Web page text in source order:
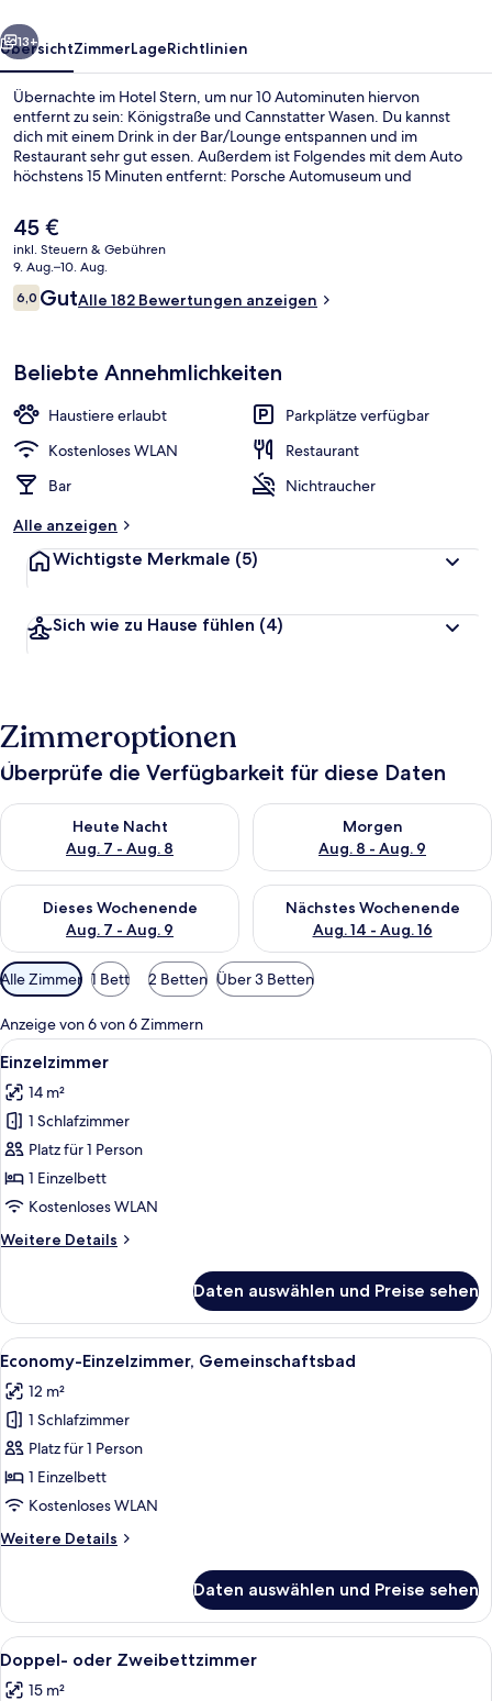
Weiter
13+
ÜbersichtZimmerLageRichtlinien
Übernachte im Hotel Stern, um nur 10 Autominuten hiervon
entfernt zu sein: Königstraße und Cannstatter Wasen. Du kannst
dich mit einem Drink in der Bar/Lounge entspannen und im
Restaurant sehr gut essen. Außerdem ist Folgendes mit dem Auto
höchstens 15 Minuten entfernt: Porsche Automuseum und
Fußmarsch von den öffentlichen Verkehrsmitteln entfernt: Bis zur U-
Bahn sind es wenige Schritte (U-Bahn-Station Metzstraße) bzw. 7
Minuten (U-Bahn-Station Mineralbäder).
Der
aktuelle
Preis
beträgt
45 €.
45 €
inkl. Steuern & Gebühren
9. Aug.–10. Aug.
Bewertungen
6,06,0 von 10.
GutAlle 182 Bewertungen anzeigen
Beliebte Annehmlichkeiten
Haustiere erlaubt
Parkplätze verfügbar
Kostenloses WLAN
Restaurant
Bar
Nichtraucher
Alle anzeigen
Wichtigste Merkmale (5)
Sich wie zu Hause fühlen (4)
Zimmeroptionen
Überprüfe die Verfügbarkeit für diese Daten
Heute Nacht
Aug. 7 - Aug. 8
Überprüfe die Verfügbarkeit für heute Nacht, Aug. 7 - Aug. 8.
Morgen
Aug. 8 - Aug. 9
Überprüfe die Verfügbarkeit
Dieses Wochenende
Aug. 7 - Aug. 9
Überprüfe die Verfügbarkeit für dieses Wochenende, Aug. 7
Nächstes Wochenende
Aug. 14 - Aug. 16
Überprüfe die Verfügbarkeit
Verfügbare
Filter
für
Zimmer
Alle Zimmer 1 Bett 2 Betten Über 3 Betten
Anzeige von 6 von 6 Zimmern
Alle
Fotos
für
Einzelzimmer
anzeigen
Ein kleines Schlafzimmer mit einem
6
Einzelzimmer
14 m²
1 Schlafzimmer
Platz für 1 Person
1 Einzelbett
Kostenloses WLAN
Weitere Details
Weitere
Daten auswählen und Preise sehen
Alle
Fotos
für
Economy-
Einzelzimmer,
Gemeinschaftsbad
anzeigen
Ein kleines Zimmer mit einem
6
Economy-Einzelzimmer, Gemeinschaftsbad
12 m²
1 Schlafzimmer
Platz für 1 Person
1 Einzelbett
Kostenloses WLAN
Weitere Details
Weitere
Einzelzimmer,
Gemeinschaftsbad
Daten auswählen und Preise sehen
Alle
Fotos
Ein ordentlich eingerichtetes
8
Doppel- oder Zweibettzimmer
15 m²